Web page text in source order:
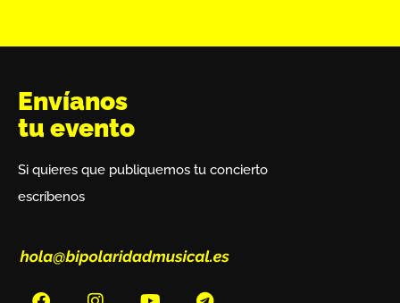
Envíanos
tu evento
Si quieres que publiquemos tu concierto
escríbenos